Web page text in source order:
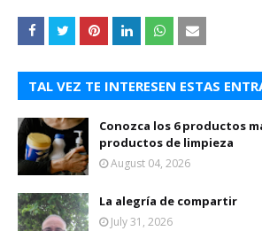
TAL VEZ TE INTERESEN ESTAS
Conozca los 6 productos
productos de limpieza
August 04, 2026
La alegría de compartir
July 31, 2026